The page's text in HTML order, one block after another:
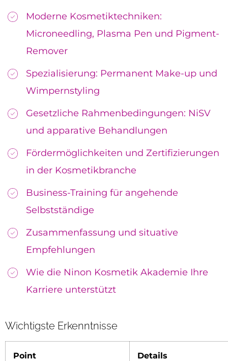
Moderne Kosmetiktechniken:
Microneedling, Plasma Pen und Pigment-
Remover
Spezialisierung: Permanent Make-up und
Wimpernstyling
Gesetzliche Rahmenbedingungen: NiSV
und apparative Behandlungen
Fördermöglichkeiten und Zertifizierungen
in der Kosmetikbranche
Business-Training für angehende
Selbstständige
Zusammenfassung und situative
Empfehlungen
Wie die Ninon Kosmetik Akademie Ihre
Karriere unterstützt
Wichtigste Erkenntnisse
Point Details